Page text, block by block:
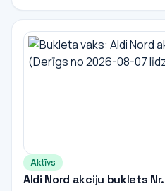
Aktīvs
Aldi Nord akciju buklets